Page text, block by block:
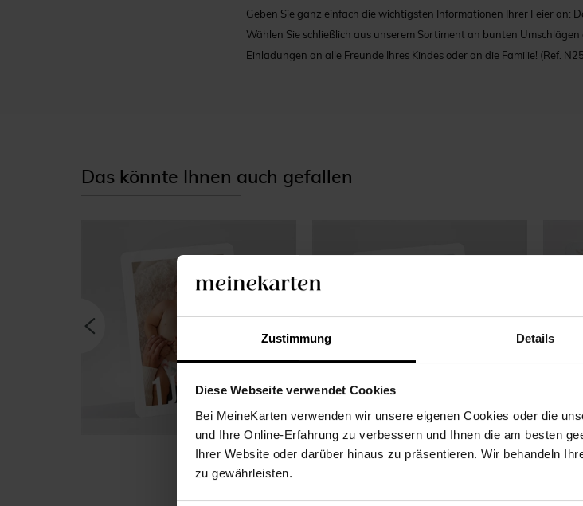
Zustimmung Details
Diese Webseite verwendet Cookies
Bei MeineKarten verwenden wir unsere eigenen Cookies oder die
und Ihre Online-Erfahrung zu verbessern und Ihnen die am besten
Ihrer Website oder darüber hinaus zu präsentieren. Wir behandeln
zu gewährleisten.
Geben Sie ganz einfach die wichtigsten Informationen Ihrer Feier an:
Wählen Sie schließlich aus unserem Sortiment an bunten
Einladungen an alle Freunde Ihres Kindes oder an die Familie! (Ref.
Das könnte Ihnen auch gefallen
1 Jahr Hase